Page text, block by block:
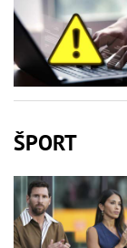
ŠPORT